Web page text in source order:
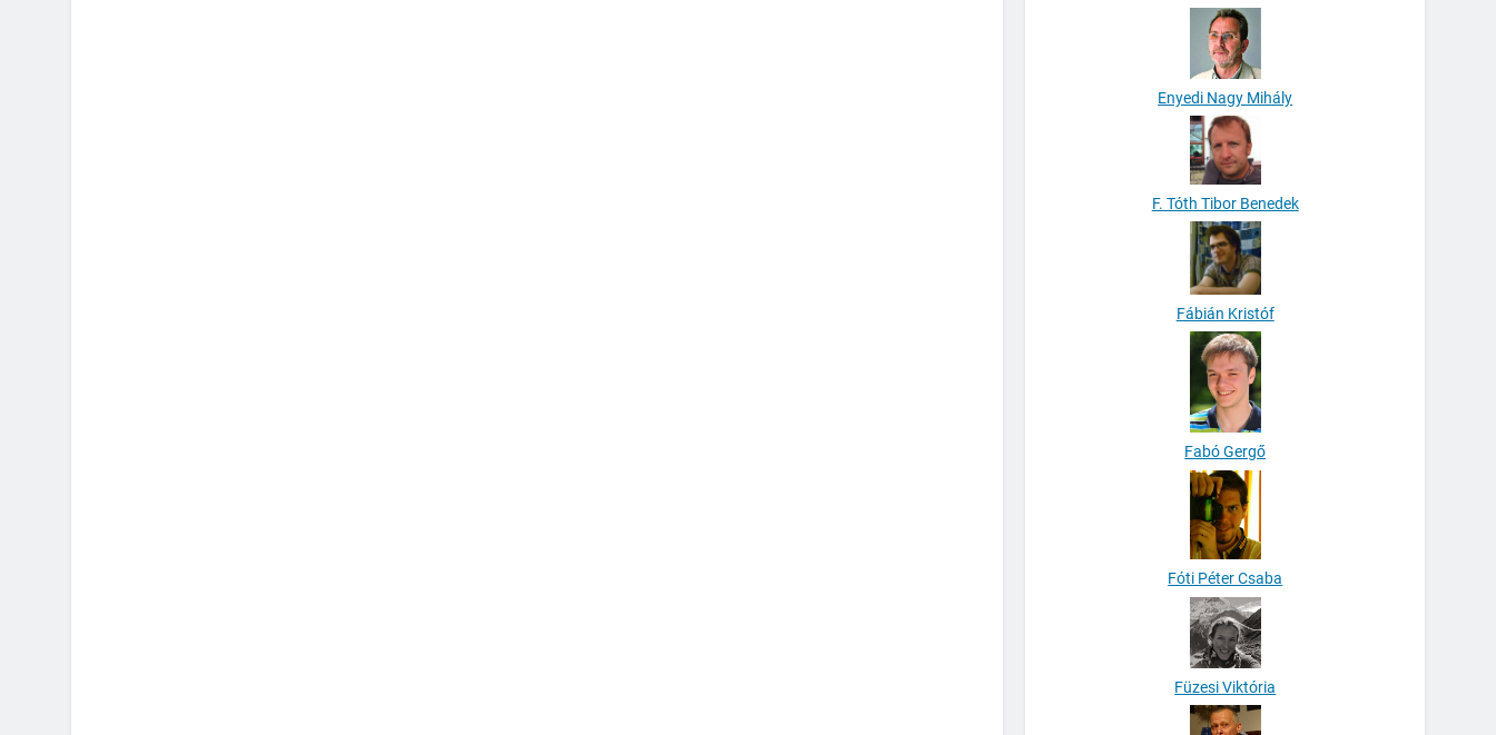
Enyedi Nagy Mihály
F. Tóth Tibor Benedek
Fábián Kristóf
Fabó Gergő
Fóti Péter Csaba
Füzesi Viktória